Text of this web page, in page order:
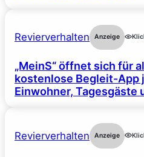
Revierverhalten Anzeige
„MeinS“ öffnet sich für
kostenlose Begleit-App
Einwohner, Tagesgäste
Revierverhalten Anzeige